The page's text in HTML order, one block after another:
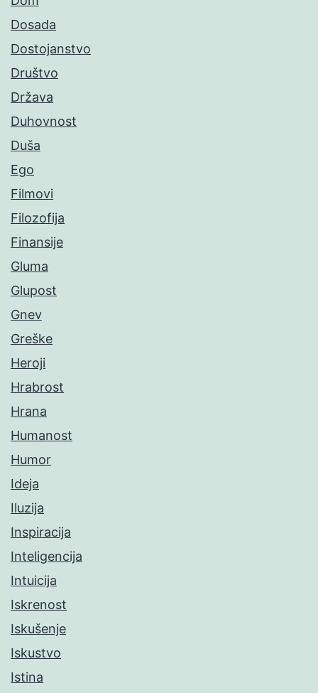
Dosada
Dostojanstvo
Društvo
Država
Duhovnost
Duša
Ego
Filmovi
Filozofija
Finansije
Gluma
Glupost
Gnev
Greške
Heroji
Hrabrost
Hrana
Humanost
Humor
Ideja
Iluzija
Inspiracija
Inteligencija
Intuicija
Iskrenost
Iskušenje
Iskustvo
Istina